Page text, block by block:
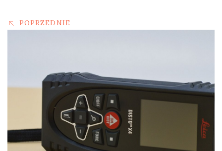
POPRZEDNIE